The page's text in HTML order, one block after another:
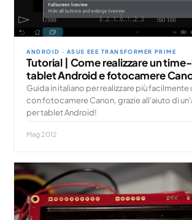
ANDROID · ASUS EEE TRANSFORMER PRIME
Tutorial | Come realizzare un
tablet Android e fotocamere
Guida in italiano per realizzare più
con fotocamere Canon, grazie all'aiuto di
per tablet Android!
Mag 2012